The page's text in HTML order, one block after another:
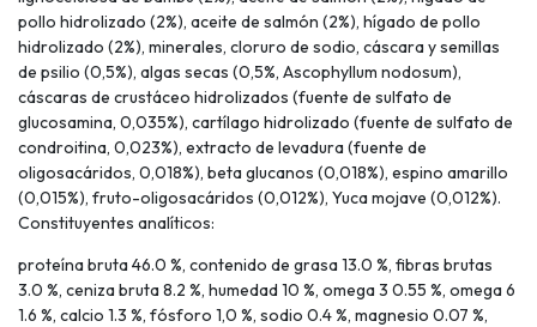
pollo hidrolizado (2%), aceite de salmón (2%), hígado de pollo
hidrolizado (2%), minerales, cloruro de sodio, cáscara y semillas
de psilio (0,5%), algas secas (0,5%, Ascophyllum nodosum),
cáscaras de crustáceo hidrolizados (fuente de sulfato de
glucosamina, 0,035%), cartílago hidrolizado (fuente de sulfato de
condroitina, 0,023%), extracto de levadura (fuente de
oligosacáridos, 0,018%), beta glucanos (0,018%), espino amarillo
(0,015%), fruto-oligosacáridos (0,012%), Yuca mojave (0,012%).
Constituyentes analíticos:
proteína bruta 46.0 %, contenido de grasa 13.0 %, fibras brutas
3.0 %, ceniza bruta 8.2 %, humedad 10 %, omega 3 0.55 %, omega 6
1.6 %, calcio 1.3 %, fósforo 1,0 %, sodio 0.4 %, magnesio 0.07 %,